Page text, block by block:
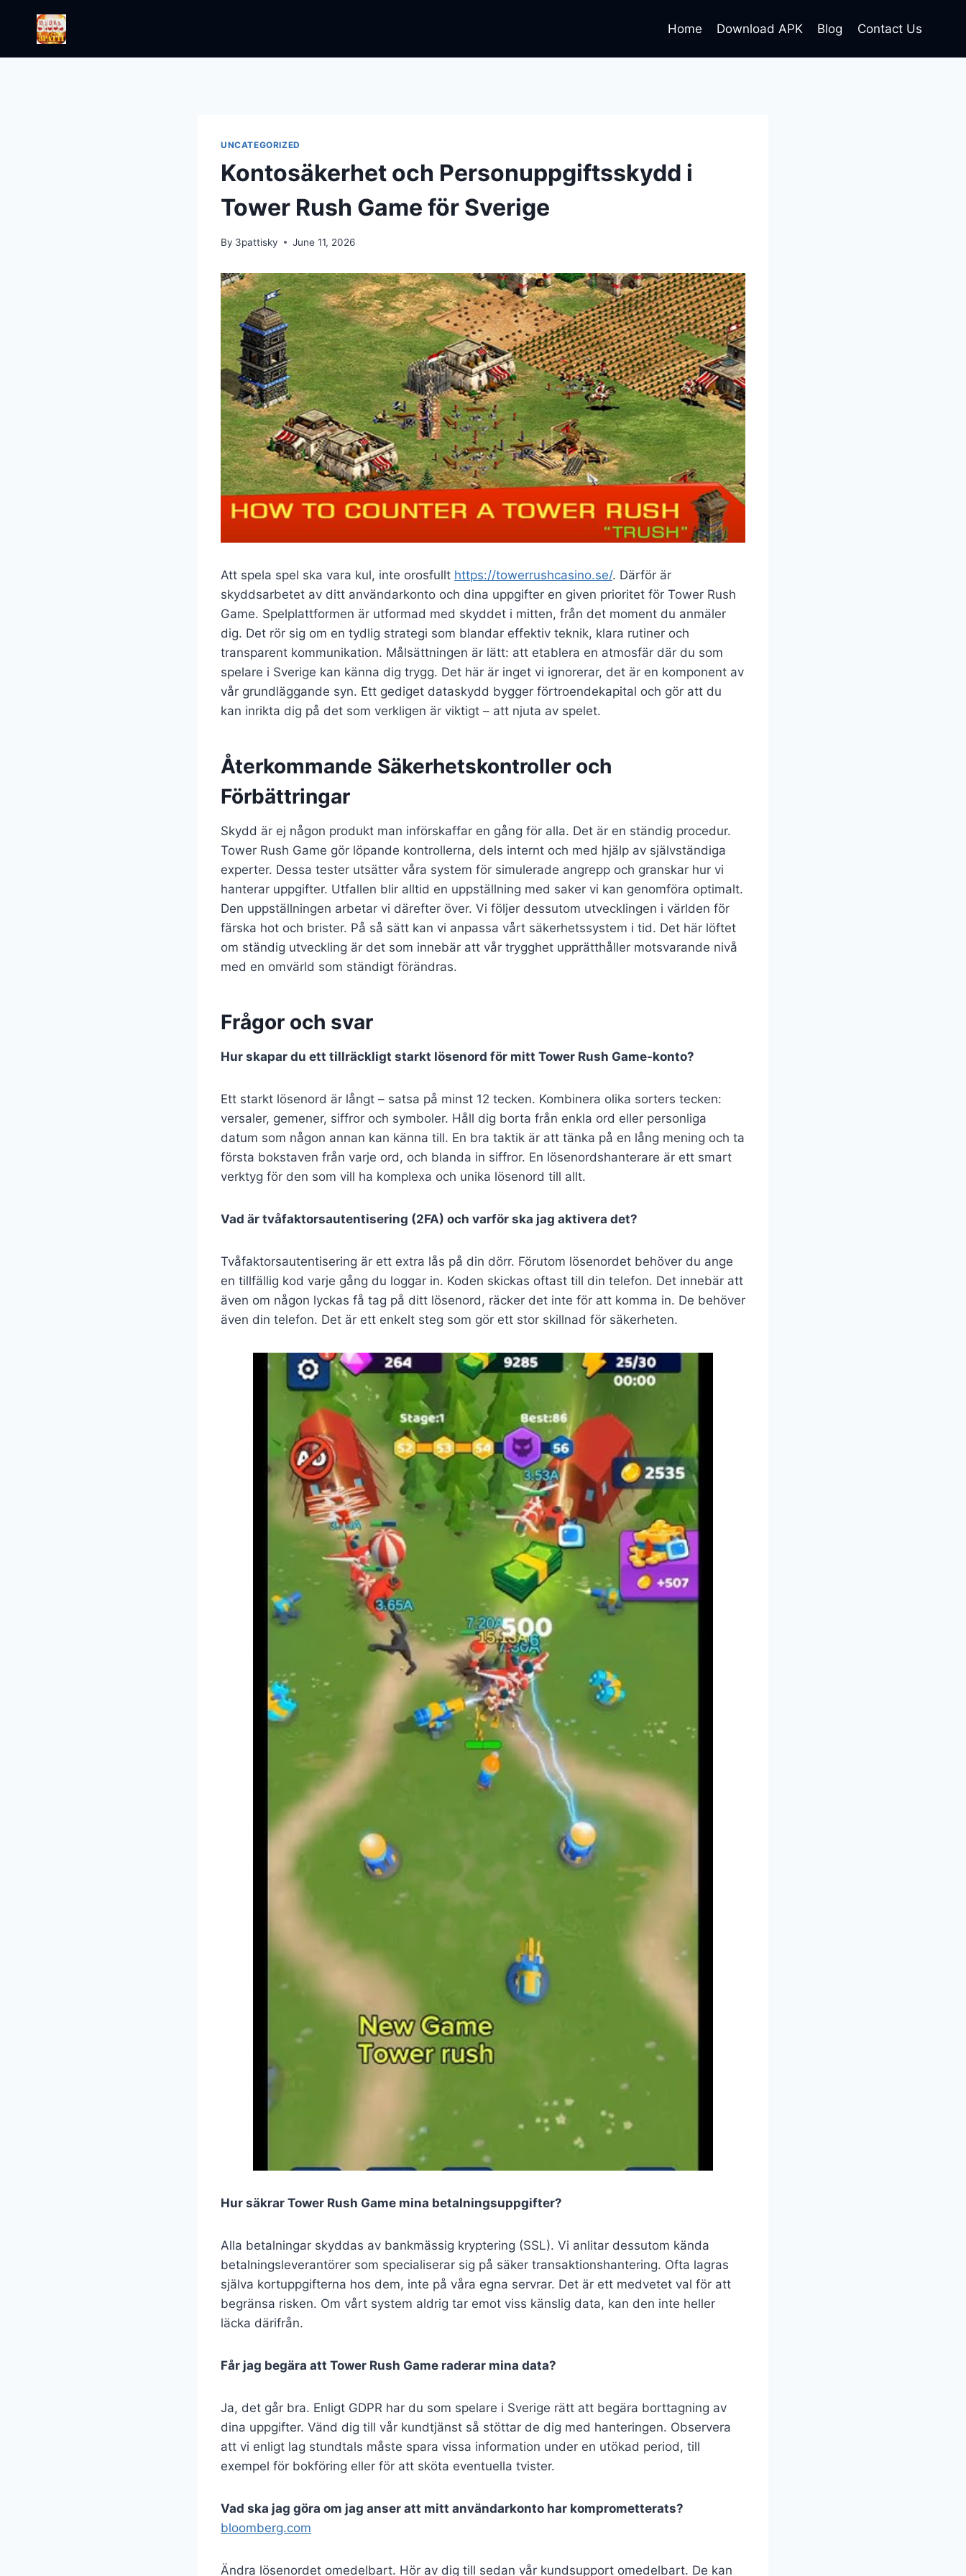
content
Home Download APK Blog Contact Us
UNCATEGORIZED
Kontosäkerhet och Personuppgiftsskydd i
Tower Rush Game för Sverige
By 3pattisky June 11, 2026
Att spela spel ska vara kul, inte orosfullt https://towerrushcasino.se/. Därför är
skyddsarbetet av ditt användarkonto och dina uppgifter en given prioritet för Tower Rush
Game. Spelplattformen är utformad med skyddet i mitten, från det moment du anmäler
dig. Det rör sig om en tydlig strategi som blandar effektiv teknik, klara rutiner och
transparent kommunikation. Målsättningen är lätt: att etablera en atmosfär där du som
spelare i Sverige kan känna dig trygg. Det här är inget vi ignorerar, det är en komponent av
vår grundläggande syn. Ett gediget dataskydd bygger förtroendekapital och gör att du
kan inrikta dig på det som verkligen är viktigt – att njuta av spelet.
Återkommande Säkerhetskontroller och
Förbättringar
Skydd är ej någon produkt man införskaffar en gång för alla. Det är en ständig procedur.
Tower Rush Game gör löpande kontrollerna, dels internt och med hjälp av självständiga
experter. Dessa tester utsätter våra system för simulerade angrepp och granskar hur vi
hanterar uppgifter. Utfallen blir alltid en uppställning med saker vi kan genomföra optimalt.
Den uppställningen arbetar vi därefter över. Vi följer dessutom utvecklingen i världen för
färska hot och brister. På så sätt kan vi anpassa vårt säkerhetssystem i tid. Det här löftet
om ständig utveckling är det som innebär att vår trygghet upprätthåller motsvarande nivå
med en omvärld som ständigt förändras.
Frågor och svar
Hur skapar du ett tillräckligt starkt lösenord för mitt Tower Rush Game-konto?
Ett starkt lösenord är långt – satsa på minst 12 tecken. Kombinera olika sorters tecken:
versaler, gemener, siffror och symboler. Håll dig borta från enkla ord eller personliga
datum som någon annan kan känna till. En bra taktik är att tänka på en lång mening och ta
första bokstaven från varje ord, och blanda in siffror. En lösenordshanterare är ett smart
verktyg för den som vill ha komplexa och unika lösenord till allt.
Vad är tvåfaktorsautentisering (2FA) och varför ska jag aktivera det?
Tvåfaktorsautentisering är ett extra lås på din dörr. Förutom lösenordet behöver du ange
en tillfällig kod varje gång du loggar in. Koden skickas oftast till din telefon. Det innebär att
även om någon lyckas få tag på ditt lösenord, räcker det inte för att komma in. De behöver
även din telefon. Det är ett enkelt steg som gör ett stor skillnad för säkerheten.
Hur säkrar Tower Rush Game mina betalningsuppgifter?
Alla betalningar skyddas av bankmässig kryptering (SSL). Vi anlitar dessutom kända
betalningsleverantörer som specialiserar sig på säker transaktionshantering. Ofta lagras
själva kortuppgifterna hos dem, inte på våra egna servrar. Det är ett medvetet val för att
begränsa risken. Om vårt system aldrig tar emot viss känslig data, kan den inte heller
läcka därifrån.
Får jag begära att Tower Rush Game raderar mina data?
Ja, det går bra. Enligt GDPR har du som spelare i Sverige rätt att begära borttagning av
dina uppgifter. Vänd dig till vår kundtjänst så stöttar de dig med hanteringen. Observera
att vi enligt lag stundtals måste spara vissa information under en utökad period, till
exempel för bokföring eller för att sköta eventuella tvister.
Vad ska jag göra om jag anser att mitt användarkonto har komprometterats?
bloomberg.com
Ändra lösenordet omedelbart. Hör av dig till sedan vår kundsupport omedelbart. De kan